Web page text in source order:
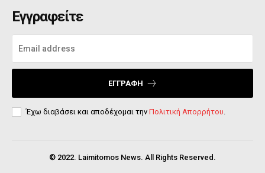
Εγγραφείτε
ΕΓΓΡΑΦΉ
Έχω διαβάσει και αποδέχομαι την Πολιτική Απορρήτου.
© 2022. Laimitomos News. All Rights Reserved.